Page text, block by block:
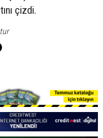
çizdi.